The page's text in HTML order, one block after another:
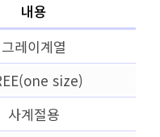
내용
그레이계열
size)
사계절용